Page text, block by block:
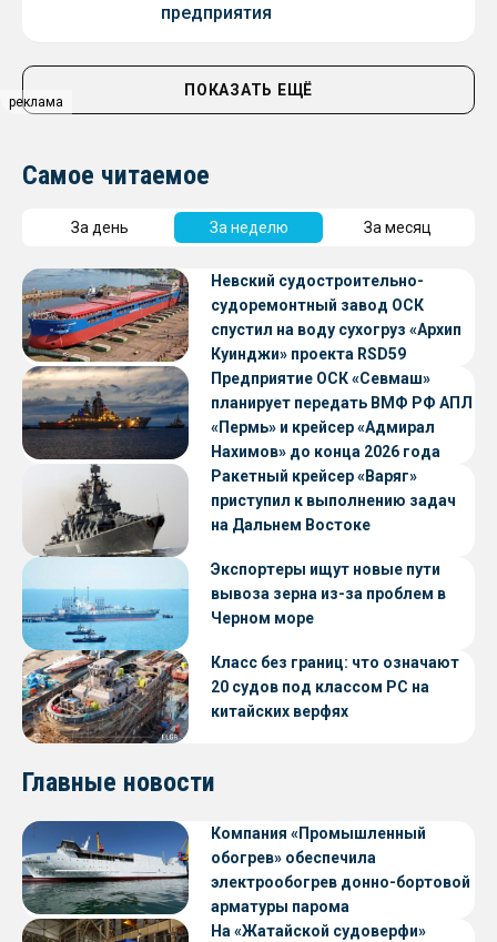
реклама
предприятия
ПОКАЗАТЬ ЕЩЁ
Самое читаемое
За день За неделю За месяц
Невский судостроительно-
судоремонтный завод ОСК
спустил на воду сухогруз «Архип
Куинджи» проекта RSD59
Предприятие ОСК «Севмаш»
планирует передать ВМФ РФ АПЛ
«Пермь» и крейсер «Адмирал
Нахимов» до конца 2026 года
Ракетный крейсер «Варяг»
приступил к выполнению задач
на Дальнем Востоке
Экспортеры ищут новые пути
вывоза зерна из-за проблем в
Черном море
Класс без границ: что означают
20 судов под классом РС на
китайских верфях
Главные новости
Компания «Промышленный
обогрев» обеспечила
электрообогрев донно-бортовой
арматуры парома
«Петропавловск» проекта CNF22
На «Жатайской судоверфи»